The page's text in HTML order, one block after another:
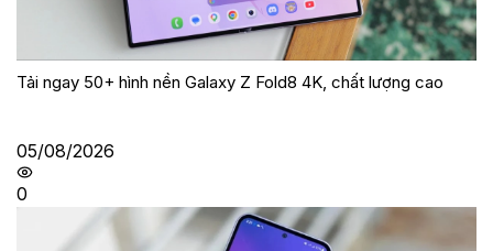
Tải ngay 50+ hình nền Galaxy Z Fold8 4K, chất lượng cao
05/08/2026
0